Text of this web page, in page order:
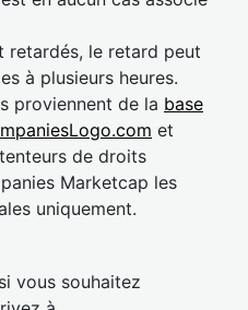
retardés, le retard peut
à plusieurs heures.
proviennent de la base
et
de droits
Marketcap les
uniquement.
vous souhaitez